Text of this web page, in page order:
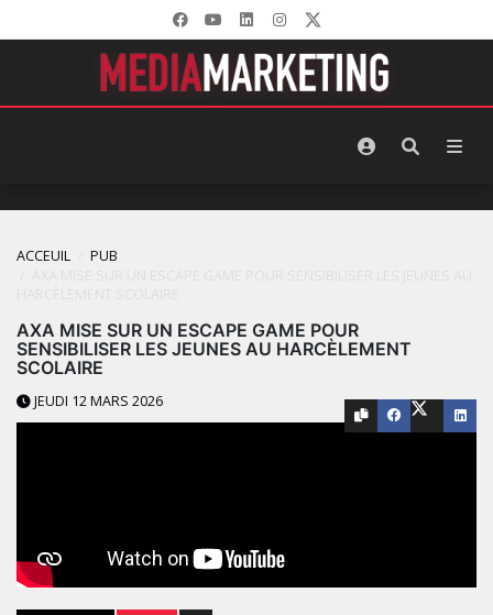
ACCEUIL
PUB
AXA MISE SUR UN ESCAPE GAME POUR
SENSIBILISER LES JEUNES AU HARCÈLEMENT
SCOLAIRE
JEUDI 12 MARS 2026